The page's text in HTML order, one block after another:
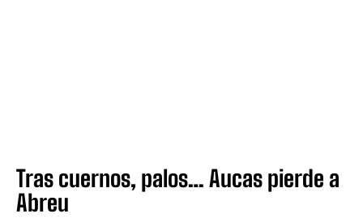
Tras cuernos, palos… Aucas pierde a
Abreu